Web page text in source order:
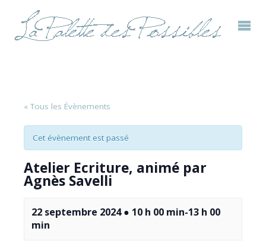
« Tous les Évènements
Cet évènement est passé
Atelier Ecriture, animé par
Agnès Savelli
22 septembre 2024 ● 10 h 00 min-13 h 00
min